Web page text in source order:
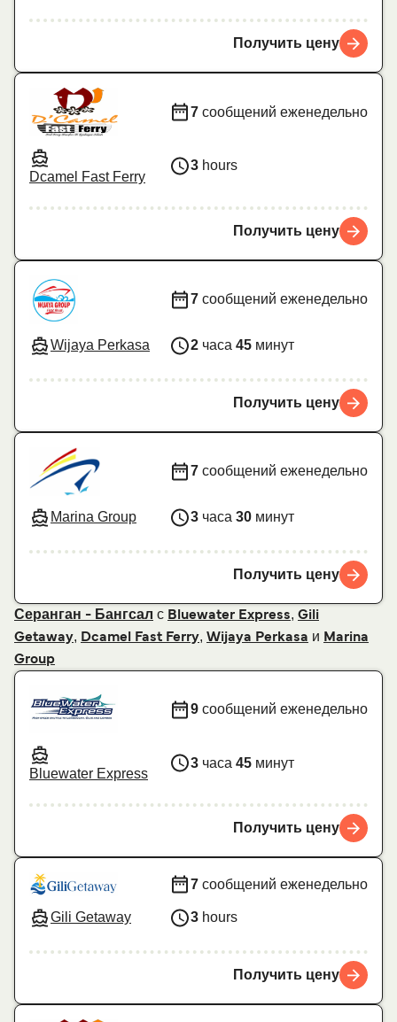
Получить цену
Dcamel Fast Ferry
7 сообщений еженедельно
3 hours
Получить цену
Wijaya Perkasa
7 сообщений еженедельно
2 часа 45 минут
Получить цену
Marina Group
7 сообщений еженедельно
3 часа 30 минут
Получить цену
Серанган - Бангсал с Bluewater Express, Gili
Getaway, Dcamel Fast Ferry, Wijaya Perkasa и Marina
Group
Bluewater Express
9 сообщений еженедельно
3 часа 45 минут
Получить цену
Gili Getaway
7 сообщений еженедельно
3 hours
Получить цену